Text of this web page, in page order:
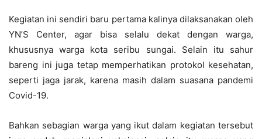
Kegiatan ini sendiri baru pertama kalinya dilaksanakan oleh
YN’S Center, agar bisa selalu dekat dengan warga,
khususnya warga kota seribu sungai. Selain itu sahur
bareng ini juga tetap memperhatikan protokol kesehatan,
seperti jaga jarak, karena masih dalam suasana pandemi
Covid-19.
Bahkan sebagian warga yang ikut dalam kegiatan tersebut